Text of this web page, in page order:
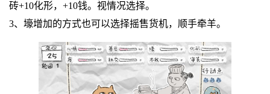
砖+10化形，+10钱。视情况选择。
3、壕增加的方式也可以选择摇售货机，顺手牵羊。